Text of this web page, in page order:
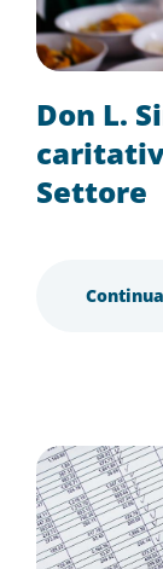
Don L.
Settore